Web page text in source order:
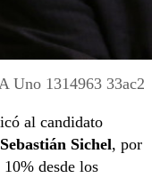
Uno 1314963 33ac2
al candidato
Sebastián Sichel, por
desde los